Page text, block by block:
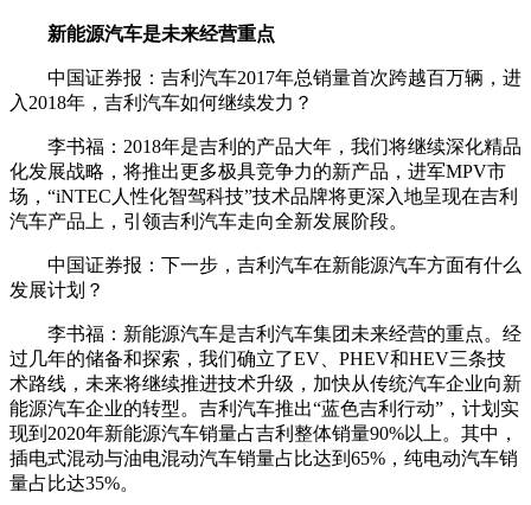
新能源汽车是未来经营重点
中国证券报：吉利汽车2017年总销量首次跨越百万辆，进
入2018年，吉利汽车如何继续发力？
李书福：2018年是吉利的产品大年，我们将继续深化精品
化发展战略，将推出更多极具竞争力的新产品，进军MPV市
场，“iNTEC人性化智驾科技”技术品牌将更深入地呈现在吉利
汽车产品上，引领吉利汽车走向全新发展阶段。
中国证券报：下一步，吉利汽车在新能源汽车方面有什么
发展计划？
李书福：新能源汽车是吉利汽车集团未来经营的重点。经
过几年的储备和探索，我们确立了EV、PHEV和HEV三条技
术路线，未来将继续推进技术升级，加快从传统汽车企业向新
能源汽车企业的转型。吉利汽车推出“蓝色吉利行动”，计划实
现到2020年新能源汽车销量占吉利整体销量90%以上。其中，
插电式混动与油电混动汽车销量占比达到65%，纯电动汽车销
量占比达35%。